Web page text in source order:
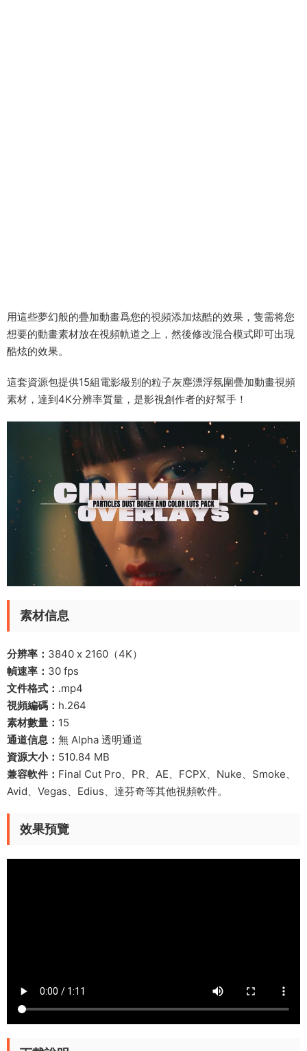
用這些夢幻般的疊加動畫爲您的視頻添加炫酷的效果，隻需将您
想要的動畫素材放在視頻軌道之上，然後修改混合模式即可出現
酷炫的效果。
這套資源包提供15組電影級别的粒子灰塵漂浮氛圍疊加動畫視頻
素材，達到4K分辨率質量，是影視創作者的好幫手！
素材信息
分辨率： 3840 x 2160（4K）
幀速率： 30 fps
文件格式： .mp4
視頻編碼： h.264
素材數量： 15
通道信息： 無 Alpha 透明通道
資源大小： 510.84 MB
兼容軟件： Final Cut Pro、PR、AE、FCPX、Nuke、Smoke、
Avid、Vegas、Edius、達芬奇等其他視頻軟件。
效果預覽